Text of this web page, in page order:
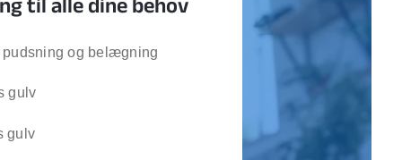
hvidevarer
af hjemme netværk
og belægning
gulv
gulv